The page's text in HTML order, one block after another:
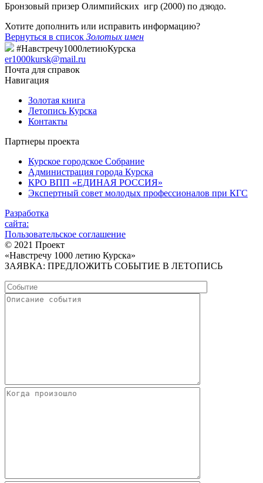
Бронзовый призер Олимпийских игр (2000) по дзюдо.
Хотите дополнить или исправить информацию?
Вернуться в список Золотых имен
#Навстречу1000летиюКурска
er1000kursk@mail.ru
Почта для справок
Навигация
Золотая книга
Летопись Курска
Контакты
Партнеры проекта
Курское городское Собрание
Администрация города Курска
КРО ВПП «ЕДИНАЯ РОССИЯ»
Экспертный совет молодых профессионалов при КГС
Разработка
сайта:
Пользовательское соглашение
© 2021 Проект
«Навстречу 1000 летию Курска»
ЗАЯВКА: ПРЕДЛОЖИТЬ СОБЫТИЕ В ЛЕТОПИСЬ